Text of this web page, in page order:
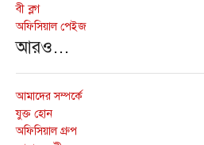
বী ব্লগ
অফিসিয়াল পেইজ
আরও…
আমাদের সম্পর্কে
যুক্ত হোন
অফিসিয়াল গ্রুপ